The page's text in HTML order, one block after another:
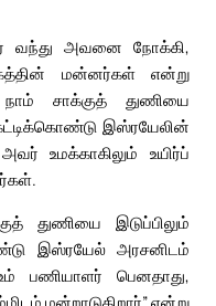
வந்து அவனை நோக்கி,
மன்னர்கள் என்று
நாம் சாக்குத் துணியை
இஸ்ரயேலின்
உமக்காகிலும் உயிர்ப்
துணியை இடுப்பிலும்
இஸ்ரயேல் அரசனிடம்
பணியாளர் பெனதாது,
மன்றாடுகிறார்” என்று